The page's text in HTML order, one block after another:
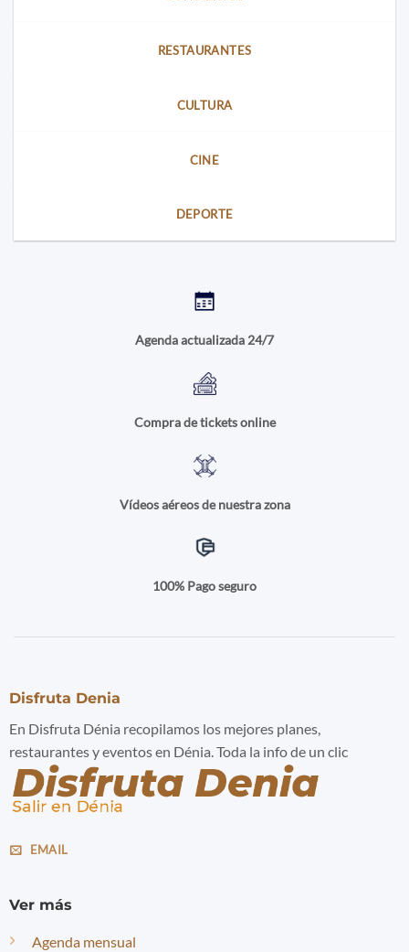
RESTAURANTES
CULTURA
CINE
DEPORTE
Agenda actualizada 24/7
Compra de tickets online
Vídeos aéreos de nuestra zona
100% Pago seguro
Disfruta Denia
En Disfruta Dénia recopilamos los mejores planes,
restaurantes y eventos en Dénia. Toda la info de un clic
EMAIL
Ver más
Agenda mensual